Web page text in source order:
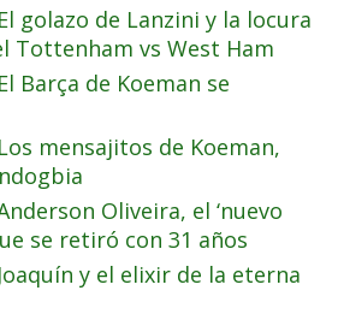
El golazo de Lanzini y la locura
Tottenham vs West Ham
El Barça de Koeman se
Los mensajitos de Koeman,
Oliveira, el ‘nuevo
se retiró con 31 años
Joaquín y el elixir de la eterna